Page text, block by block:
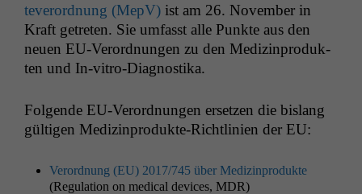
teverord­nung (MepV) ist am 26. Novem­ber in
Kraft getreten. Sie umfasst alle Punk­te aus den
neuen EU-Verord­nun­gen zu den Medi­z­in­pro­duk­
ten und In-vitro-Diagnostika.
Fol­gende EU-Verord­nun­gen erset­zen die bis­lang
gülti­gen Medi­z­in­pro­duk­te-Richtlin­ien der EU:
Verord­nung (EU) 2017/745 über Medi­z­in­pro­duk­te
(Reg­u­la­tion on med­ical devices, MDR)